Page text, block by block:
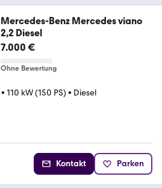
Mercedes-Benz Mercedes viano
2,2 Diesel
7.000 €
Ohne Bewertung
• 110 kW (150 PS) • Diesel
Kontakt Parken